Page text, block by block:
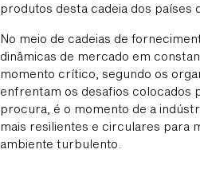
produtos desta cadeia dos países
No meio de cadeias de
dinâmicas de mercado em
momento crítico, segundo os
enfrentam os desafios colocados
procura, é o momento de a
mais resilientes e circulares para
ambiente turbulento.